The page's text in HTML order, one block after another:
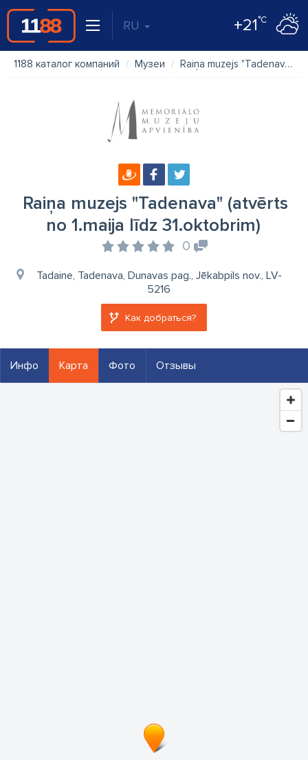
RU +21°C
1188 каталог компаний Музеи Raiņa muzejs "Tadenava" (atvērts no 1.maija līdz 31.oktobrim)
Raiņa muzejs "Tadenava" (atvērts
no 1.maija līdz 31.oktobrim)
0
Tadaine, Tadenava, Dunavas pag., Jēkabpils nov., LV-
5216
Как добраться?
Инфо Карта Фото Отзывы